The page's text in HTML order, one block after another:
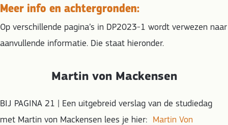
Meer info en achtergronden:
Op verschillende pagina’s in DP2023-1 wordt verwezen naar
aanvullende informatie. Die staat hieronder.
Martin von Mackensen
BIJ PAGINA 21 | Een uitgebreid verslag van de studiedag
met Martin von Mackensen lees je hier: Martin Von